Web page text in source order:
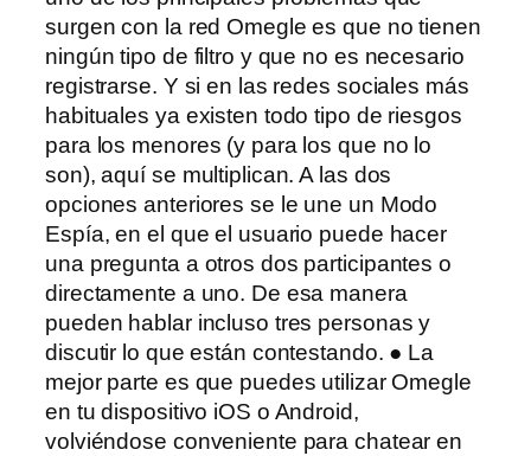
surgen con la red Omegle es que no tienen
ningún tipo de filtro y que no es necesario
registrarse. Y si en las redes sociales más
habituales ya existen todo tipo de riesgos
para los menores (y para los que no lo
son), aquí se multiplican. A las dos
opciones anteriores se le une un Modo
Espía, en el que el usuario puede hacer
una pregunta a otros dos participantes o
directamente a uno. De esa manera
pueden hablar incluso tres personas y
discutir lo que están contestando. ● La
mejor parte es que puedes utilizar Omegle
en tu dispositivo iOS o Android,
volviéndose conveniente para chatear en